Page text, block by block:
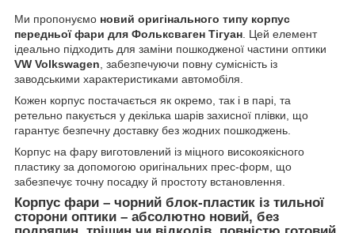
Ми пропонуємо новий оригінального типу корпус
передньої фари для Фольксваген Тігуан. Цей елемент
ідеально підходить для заміни пошкодженої частини оптики
VW Volkswagen, забезпечуючи повну сумісність із
заводськими характеристиками автомобіля.
Кожен корпус постачається як окремо, так і в парі, та
ретельно пакується у декілька шарів захисної плівки, що
гарантує безпечну доставку без жодних пошкоджень.
Корпус на фару виготовлений із міцного високоякісного
пластику за допомогою оригінальних прес-форм, що
забезпечує точну посадку й простоту встановлення.
Корпус фари – чорний блок-пластик із тильної
сторони оптики – абсолютно новий, без